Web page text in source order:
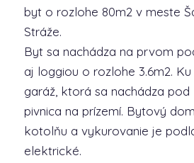
byt o rozlohe 80m2 v meste
Stráže.
Byt sa nachádza na prvom
aj loggiou o rozlohe 3.6m2.
garáž, ktorá sa nachádza
pivnica na prízemí. Bytový
kotolňu a vykurovanie je
elektrické.